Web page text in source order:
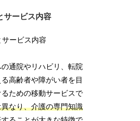
サービス内容
通院やリハビリ、転院
高齢者や障がい者を目
ための移動サービスで
なり、介護の専門知識